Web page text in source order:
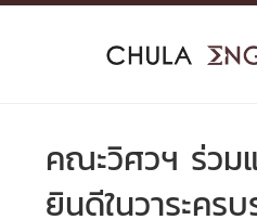
Skip
คณะวิศวฯ ร่วม
ยินดีในวาระคร